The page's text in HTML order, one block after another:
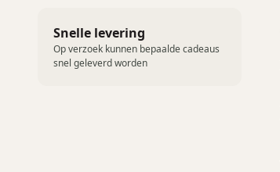
Snelle levering
Op verzoek kunnen bepaalde cadeaus
snel geleverd worden